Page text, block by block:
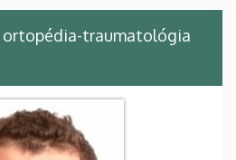
ortopédia-traumatológia